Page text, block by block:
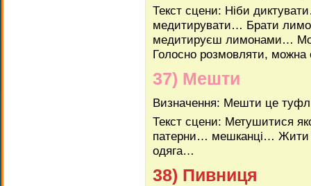
Текст сцени: Ніби
медитирувати… Брати
медитируєш лимонами…
Голосно розмовляти, можна
37) Мешти
Визначення: Мешти це
Текст сцени: Метушитися
патерни… мешканці…
одяга…
38) Пивниця